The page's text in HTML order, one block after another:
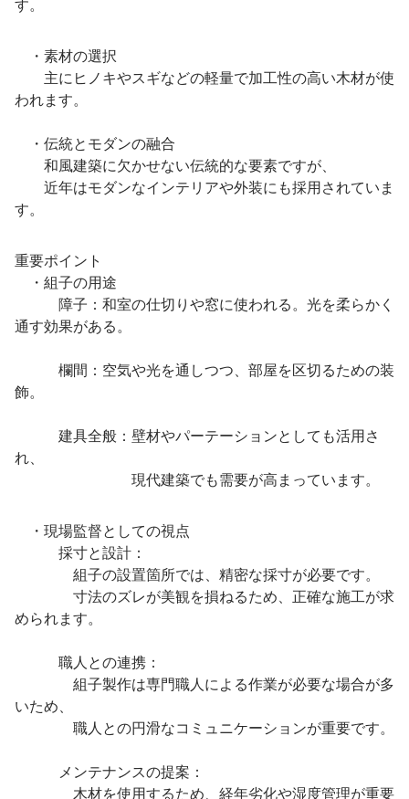
す。
・素材の選択
主にヒノキやスギなどの軽量で加工性の高い木材が使
われます。
・伝統とモダンの融合
和風建築に欠かせない伝統的な要素ですが、
近年はモダンなインテリアや外装にも採用されていま
す。
重要ポイント
・組子の用途
障子：和室の仕切りや窓に使われる。光を柔らかく
通す効果がある。
欄間：空気や光を通しつつ、部屋を区切るための装
飾。
建具全般：壁材やパーテーションとしても活用さ
れ、
現代建築でも需要が高まっています。
・現場監督としての視点
採寸と設計：
組子の設置箇所では、精密な採寸が必要です。
寸法のズレが美観を損ねるため、正確な施工が求
められます。
職人との連携：
組子製作は専門職人による作業が必要な場合が多
いため、
職人との円滑なコミュニケーションが重要です。
メンテナンスの提案：
木材を使用するため、経年劣化や湿度管理が重要